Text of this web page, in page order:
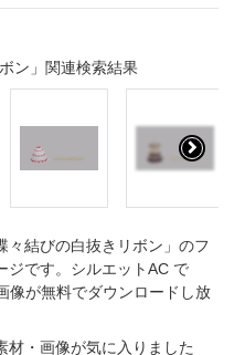
ン」関連検索結果
々結びの白抜きリボン」のフ
ジです。シルエットAC で
像が無料でダウンロードし放
材・画像が気に入りました